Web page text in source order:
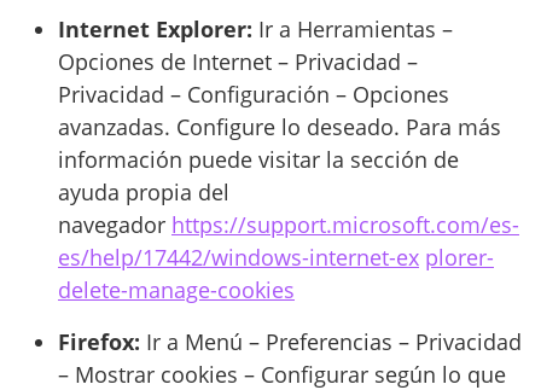
Internet Explorer: Ir a Herramientas –
Opciones de Internet – Privacidad –
Privacidad – Configuración – Opciones
avanzadas. Configure lo deseado. Para más
información puede visitar la sección de
ayuda propia del
navegador https://support.microsoft.com/es-
es/help/17442/windows-internet-ex plorer-
delete-manage-cookies
Firefox: Ir a Menú – Preferencias – Privacidad
– Mostrar cookies – Configurar según lo que